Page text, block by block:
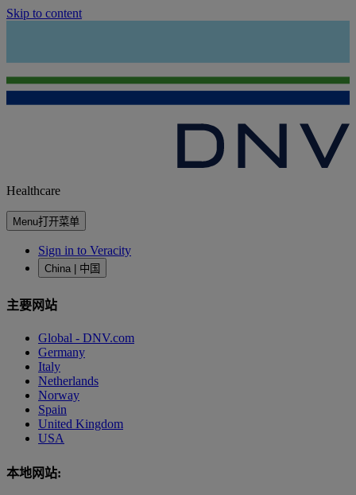
Skip to content
Healthcare
Menu打开菜单
Sign in to Veracity
China | 中国
主要网站
Global - DNV.com
Germany
Italy
Netherlands
Norway
Spain
United Kingdom
USA
本地网站: